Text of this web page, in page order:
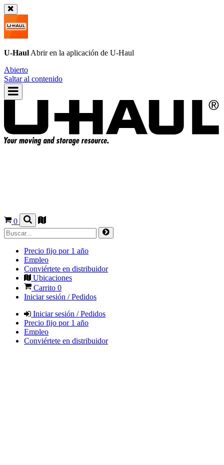
U-Haul Abrir en la aplicación de U-Haul
Abierto
Saltar al contenido
0
Precio fijo por 1 año
Empleo
Conviértete en distribuidor
Ubicaciones
Carrito 0
Iniciar sesión / Pedidos
Iniciar sesión / Pedidos
Precio fijo por 1 año
Empleo
Conviértete en distribuidor